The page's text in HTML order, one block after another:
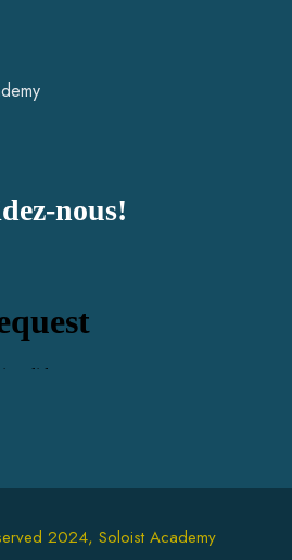
nous!
2024, Soloist Academy